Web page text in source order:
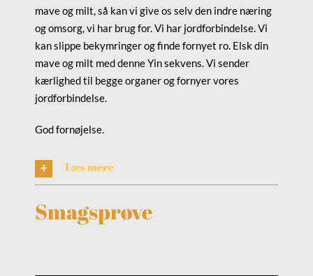
mave og milt, så kan vi give os selv den indre næring
og omsorg, vi har brug for. Vi har jordforbindelse. Vi
kan slippe bekymringer og finde fornyet ro. Elsk din
mave og milt med denne Yin sekvens. Vi sender
kærlighed til begge organer og fornyer vores
jordforbindelse.
God fornøjelse.
Læs mere
Smagsprøve